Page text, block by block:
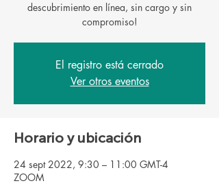
descubrimiento en línea, sin cargo y sin
El registro está cerrado
Ver otros eventos
Horario y ubicación
24 sept 2022, 9:30 – 11:00 GMT-4
ZOOM